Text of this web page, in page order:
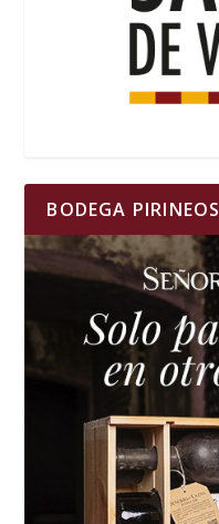
BODEGA PIRINEOS